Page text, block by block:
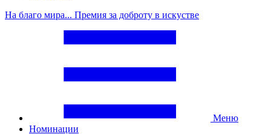
На благо мира... Премия за доброту в искустве
Меню
Номинации